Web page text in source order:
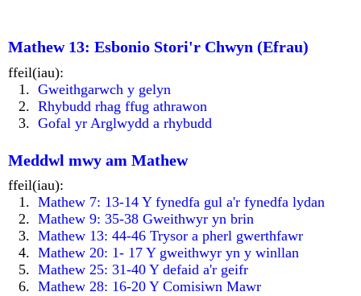
Mathew 13: Esbonio Stori'r Chwyn (Efrau)
ffeil(iau):
Gweithgarwch y gelyn
Rhybudd rhag ffug athrawon
Gofal yr Arglwydd a rhybudd
Meddwl mwy am Mathew
ffeil(iau):
Mathew 7: 13-14 Y fynedfa gul a'r fynedfa lydan
Mathew 9: 35-38 Gweithwyr yn brin
Mathew 13: 44-46 Trysor a pherl gwerthfawr
Mathew 20: 1- 17 Y gweithwyr yn y winllan
Mathew 25: 31-40 Y defaid a'r geifr
Mathew 28: 16-20 Y Comisiwn Mawr